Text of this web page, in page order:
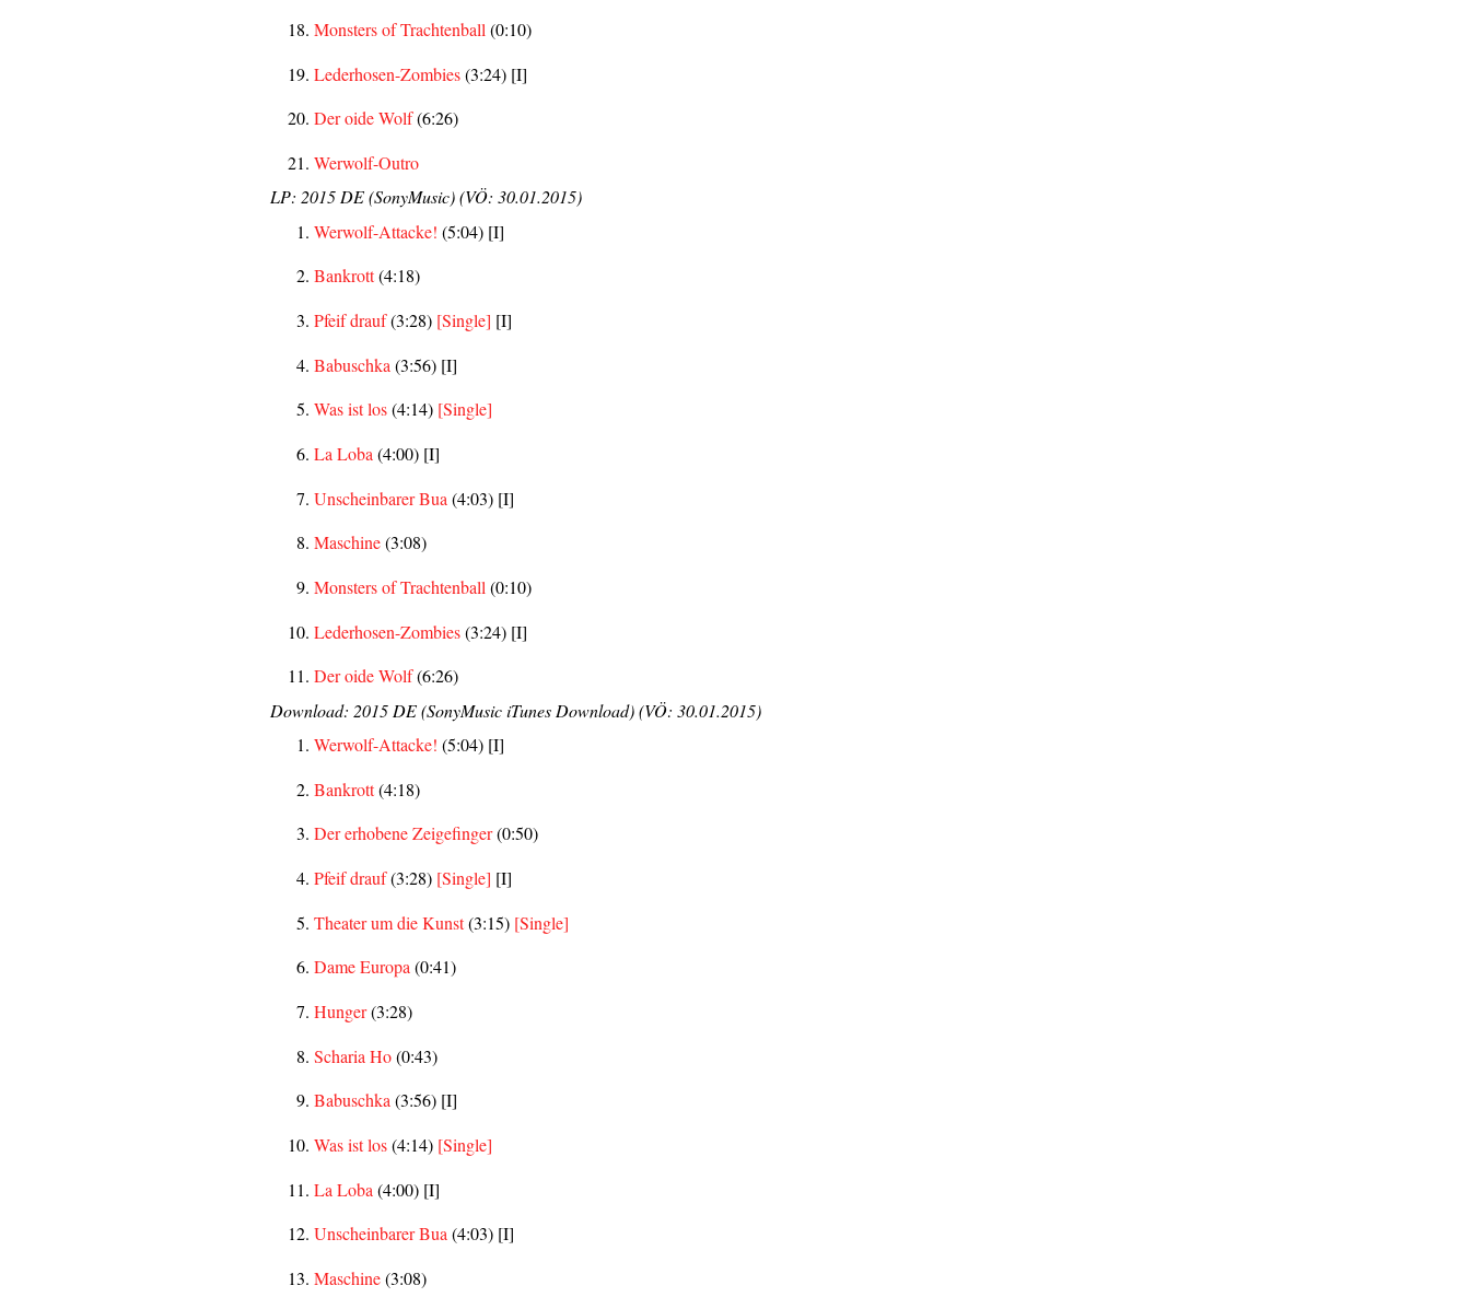
Monsters of Trachtenball (0:10)
Lederhosen-Zombies(3:24) [I]
Der oide Wolf(6:26)
Werwolf-Outro
LP: 2015 DE (SonyMusic) (VÖ: 30.01.2015)
Werwolf-Attacke! (5:04) [I]
Bankrott(4:18)
Pfeif drauf(3:28) [Single] [I]
Babuschka (3:56) [I]
Was ist los(4:14) [Single]
La Loba (4:00) [I]
Unscheinbarer Bua (4:03) [I]
Maschine(3:08)
Monsters of Trachtenball (0:10)
Lederhosen-Zombies(3:24) [I]
Der oide Wolf(6:26)
Download: 2015 DE (SonyMusic iTunes Download) (VÖ: 30.01.2015)
Werwolf-Attacke! (5:04) [I]
Bankrott(4:18)
Der erhobene Zeigefinger(0:50)
Pfeif drauf(3:28) [Single] [I]
Theater um die Kunst(3:15) [Single]
Dame Europa(0:41)
Hunger(3:28)
Scharia Ho(0:43)
Babuschka(3:56) [I]
Was ist los(4:14) [Single]
La Loba (4:00) [I]
Unscheinbarer Bua (4:03) [I]
Maschine(3:08)